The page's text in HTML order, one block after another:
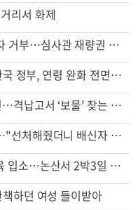
아웃 참사 영상 공개
리서 화제
서류 하나만 빠져도 영주권·비자 거부…심사관 재량권 대폭 확대
"65세 복수국적 빗장 푸나"... 한국 정부, 연령 완화 전면 추진
74m짜리 보잉777, 화물기 변신…격납고서 ‘보물’ 찾는 인천공항
한인 남성, 처형 상대로 성범죄…"선처해줬더니 배신자 취급"